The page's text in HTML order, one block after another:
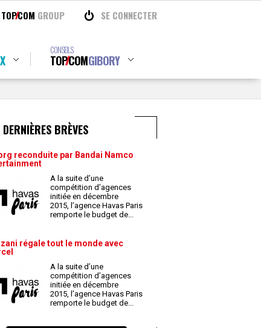
TOPCOM GROUP SE CONNECTER
CONSEILS
TOPCOMGIBORY
DERNIÈRES BRÈVES
reconduite par Bandai Namco
A la suite d’une
compétition d’agences
initiée en décembre
2015, l’agence Havas Paris
remporte le budget de...
régale tout le monde avec
A la suite d’une
compétition d’agences
initiée en décembre
2015, l’agence Havas Paris
remporte le budget de...